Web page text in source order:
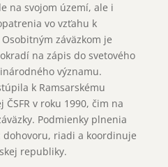
na svojom území, ale i
vo vzťahu k
záväzkom je
na zápis do svetového
významu.
k Ramsarskému
v roku 1990, čim na
Podmienky plnenia
dohovoru, riadi a koordinuje
republiky.